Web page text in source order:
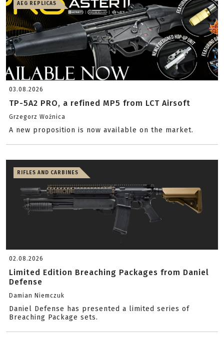
AEG REPLICAS
03.08.2026
TP-5A2 PRO, a refined MP5 from LCT Airsoft
Grzegorz Woźnica
A new proposition is now available on the market.
RIFLES AND CARBINES
02.08.2026
Limited Edition Breaching Packages from Daniel
Defense
Damian Niemczuk
Daniel Defense has presented a limited series of
Breaching Package sets.